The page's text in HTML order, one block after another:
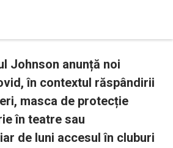
Johnson anunță noi
în contextul răspândirii
masca de protecție
în teatre sau
de luni accesul în cluburi